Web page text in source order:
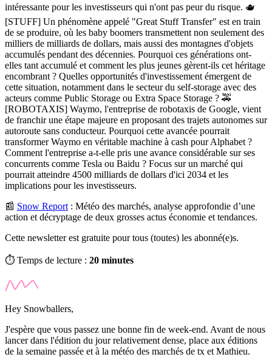
intéressante pour les investisseurs qui n'ont pas peur du risque. 🫖
[STUFF] Un phénomène appelé "Great Stuff Transfer" est en train
de se produire, où les baby boomers transmettent non seulement des
milliers de milliards de dollars, mais aussi des montagnes d'objets
accumulés pendant des décennies. Pourquoi ces générations ont-
elles tant accumulé et comment les plus jeunes gèrent-ils cet héritage
encombrant ? Quelles opportunités d'investissement émergent de
cette situation, notamment dans le secteur du self-storage avec des
acteurs comme Public Storage ou Extra Space Storage ? 🚕
[ROBOTAXIS] Waymo, l'entreprise de robotaxis de Google, vient
de franchir une étape majeure en proposant des trajets autonomes sur
autoroute sans conducteur. Pourquoi cette avancée pourrait
transformer Waymo en véritable machine à cash pour Alphabet ?
Comment l'entreprise a-t-elle pris une avance considérable sur ses
concurrents comme Tesla ou Baidu ? Focus sur un marché qui
pourrait atteindre 4500 milliards de dollars d'ici 2034 et les
implications pour les investisseurs.
📰 Snow Report : Météo des marchés, analyse approfondie d’une
action et décryptage de deux grosses actus économie et tendances.
Cette newsletter est gratuite pour tous (toutes) les abonné(e)s.
⏱️ Temps de lecture : 20 minutes
Hey Snowballers,
J'espère que vous passez une bonne fin de week-end. Avant de nous
lancer dans l'édition du jour relativement dense, place aux éditions
de la semaine passée et à la météo des marchés de tx et Mathieu.